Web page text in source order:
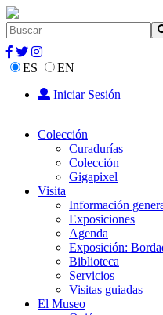
ES
EN
Iniciar Sesión
Colección
Curadurías
Colección
Gigapixel
Visita
Información
Exposiciones
Agenda
Exposición:
Biblioteca
Servicios
Visitas guiadas
El Museo